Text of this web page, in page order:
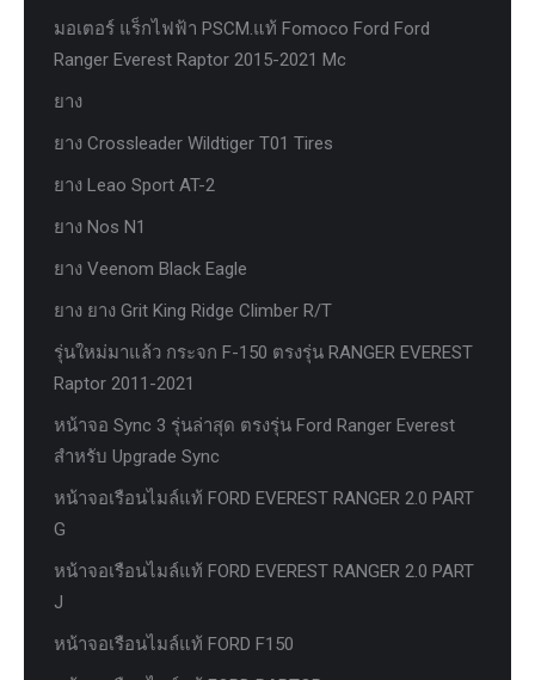
มอเตอร์ แร็กไฟฟ้า PSCM.แท้ Fomoco Ford Ford
Ranger Everest Raptor 2015-2021 Mc
ยาง
ยาง Crossleader Wildtiger T01 Tires
ยาง Leao Sport AT-2
ยาง Nos N1
ยาง Veenom Black Eagle
ยาง ยาง Grit King Ridge Climber R/T
รุ่นใหม่มาแล้ว กระจก F-150 ตรงรุ่น RANGER EVEREST
Raptor 2011-2021
หน้าจอ Sync 3 รุ่นล่าสุด ตรงรุ่น Ford Ranger Everest
สำหรับ Upgrade Sync
หน้าจอเรือนไมล์แท้ FORD EVEREST RANGER 2.0 PART
G
หน้าจอเรือนไมล์แท้ FORD EVEREST RANGER 2.0 PART
J
หน้าจอเรือนไมล์แท้ FORD F150